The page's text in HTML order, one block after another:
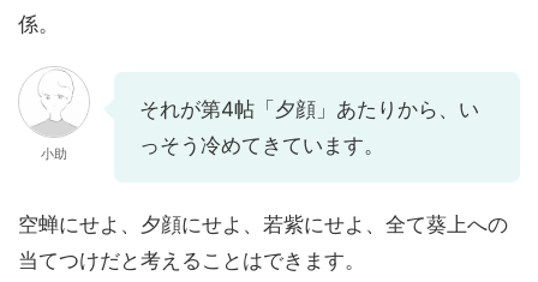
係。
小助
それが第4帖「夕顔」あたりから、い
っそう冷めてきています。
空蝉にせよ、夕顔にせよ、若紫にせよ、全て葵上への
当てつけだと考えることはできます。